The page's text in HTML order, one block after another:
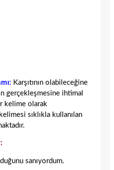
Karşıtının olabileceğine
gerçekleşmesine ihtimal
kelime olarak
sıklıkla kullanılan
sanıyordum.